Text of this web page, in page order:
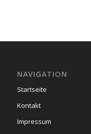
NAVIGATION
Startseite
Kontakt
Impressum